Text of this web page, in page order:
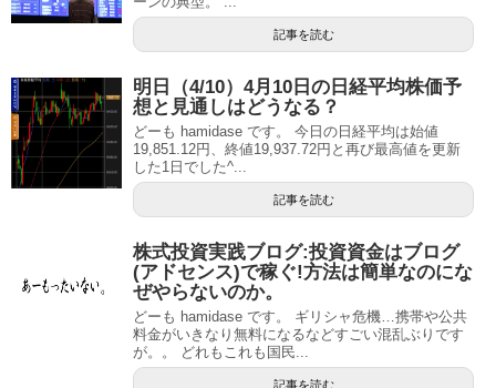
記事を読む
明日（4/10）4月10日の日経平均株価予
想と見通しはどうなる？
どーも hamidase です。 今日の日経平均は始値
19,851.12円、終値19,937.72円と再び最高値を更新
した1日でした^...
記事を読む
株式投資実践ブログ:投資資金はブログ
(アドセンス)で稼ぐ!方法は簡単なのにな
ぜやらないのか。
どーも hamidase です。 ギリシャ危機…携帯や公共
料金がいきなり無料になるなどすごい混乱ぶりです
が。。 どれもこれも国民...
記事を読む